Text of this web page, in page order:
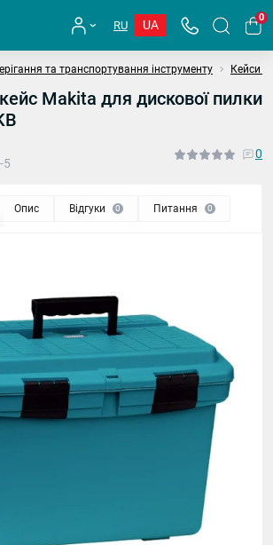
RU UA
0
та транспортування інструменту Кейси
Makita для дискової пилки
5
0
Опис Відгуки 0 Питання 0